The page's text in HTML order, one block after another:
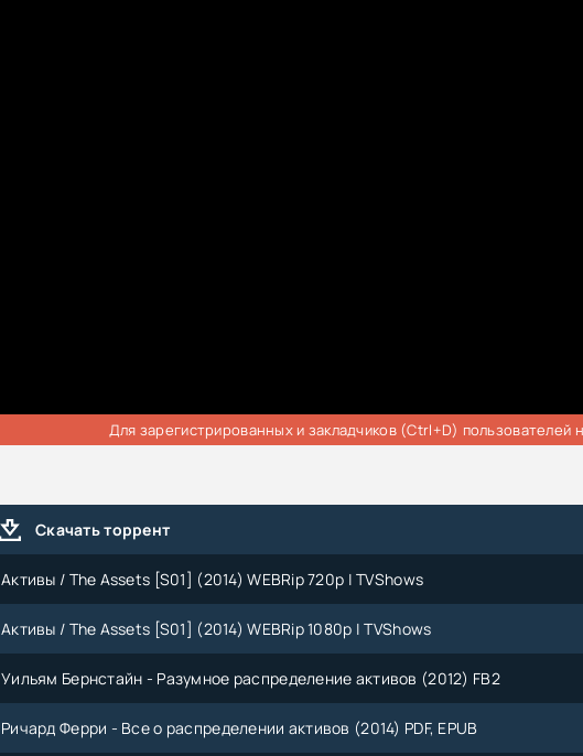
Для зарегистрированных и закладчиков (Ctrl+D)
Скачать торрент
Активы / The Assets [S01] (2014) WEBRip 720p | TVShows
Активы / The Assets [S01] (2014) WEBRip 1080p | TVShows
Уильям Бернстайн - Разумное распределение активов (2012) FB2
Ричард Ферри - Все о распределении активов (2014) PDF, EPUB